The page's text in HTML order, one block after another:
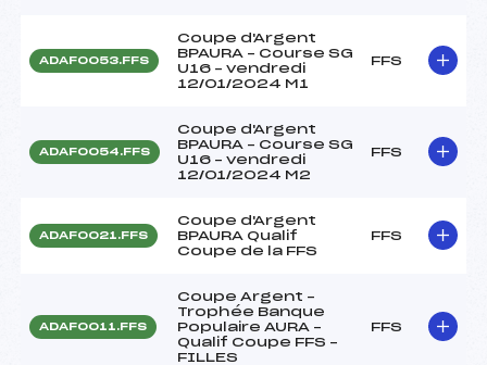
ADAF0053.FFS
Coupe d'Argent
BPAURA – Course SG
U16 – vendredi
12/01/2024 M1
FFS
ADAF0054.FFS
Coupe d'Argent
BPAURA – Course SG
U16 – vendredi
12/01/2024 M2
FFS
ADAF0021.FFS
Coupe d'Argent
BPAURA Qualif
Coupe de la FFS
FFS
ADAF0011.FFS
Coupe Argent –
Trophée Banque
Populaire AURA –
Qualif Coupe FFS –
FILLES
FFS